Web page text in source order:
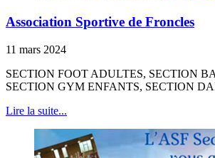
Association Sportive de Froncles
11 mars 2024
SECTION FOOT ADULTES, SECTION
SECTION GYM ENFANTS, SECTION
Lire la suite...